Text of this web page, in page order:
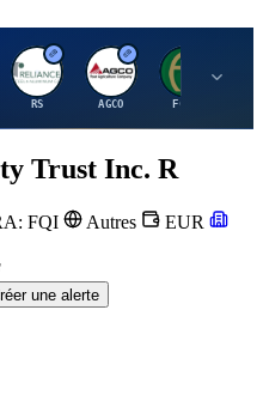
R
RS
A
AGCO FCFS
Trust Inc. R
FQI Autres
EUR
une alerte